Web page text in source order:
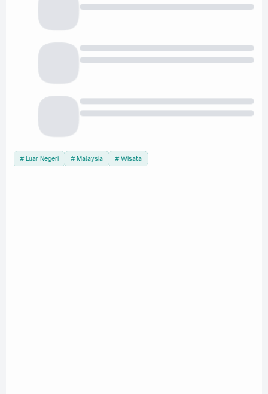
Luar Negeri Malaysia Wisata